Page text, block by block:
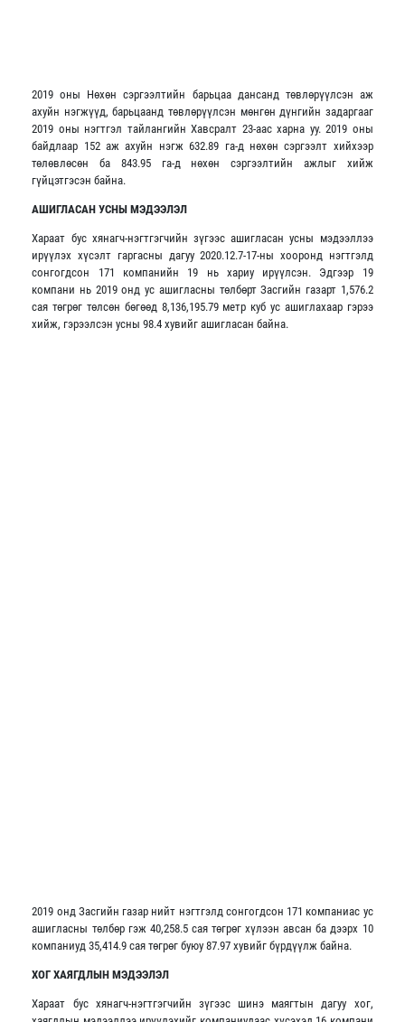
2019 оны Нөхөн сэргээлтийн барьцаа дансанд төвлөрүүлсэн аж
ахуйн нэгжүүд, барьцаанд төвлөрүүлсэн мөнгөн дүнгийн задаргааг
2019 оны нэгтгэл тайлангийн Хавсралт 23-аас харна уу. 2019 оны
байдлаар 152 аж ахуйн нэгж 632.89 га-д нөхөн сэргээлт хийхээр
төлөвлөсөн ба 843.95 га-д нөхөн сэргээлтийн ажлыг хийж
гүйцэтгэсэн байна.
АШИГЛАСАН УСНЫ МЭДЭЭЛЭЛ
Хараат бус хянагч-нэгтгэгчийн зүгээс ашигласан усны мэдээллээ
ирүүлэх хүсэлт гаргасны дагуу 2020.12.7-17-ны хооронд нэгтгэлд
сонгогдсон 171 компанийн 19 нь хариу ирүүлсэн. Эдгээр 19
компани нь 2019 онд ус ашигласны төлбөрт Засгийн газарт 1,576.2
сая төгрөг төлсөн бөгөөд 8,136,195.79 метр куб ус ашиглахаар гэрээ
хийж, гэрээлсэн усны 98.4 хувийг ашигласан байна.
2019 онд Засгийн газар нийт нэгтгэлд сонгогдсон 171 компаниас ус
ашигласны төлбөр гэж 40,258.5 сая төгрөг хүлээн авсан ба дээрх 10
компаниуд 35,414.9 сая төгрөг буюу 87.97 хувийг бүрдүүлж байна.
ХОГ ХАЯГДЛЫН МЭДЭЭЛЭЛ
Хараат бус хянагч-нэгтгэгчийн зүгээс шинэ маягтын дагуу хог,